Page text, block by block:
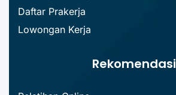
Daftar Prakerja
Lowongan Kerja
Rekomendasi